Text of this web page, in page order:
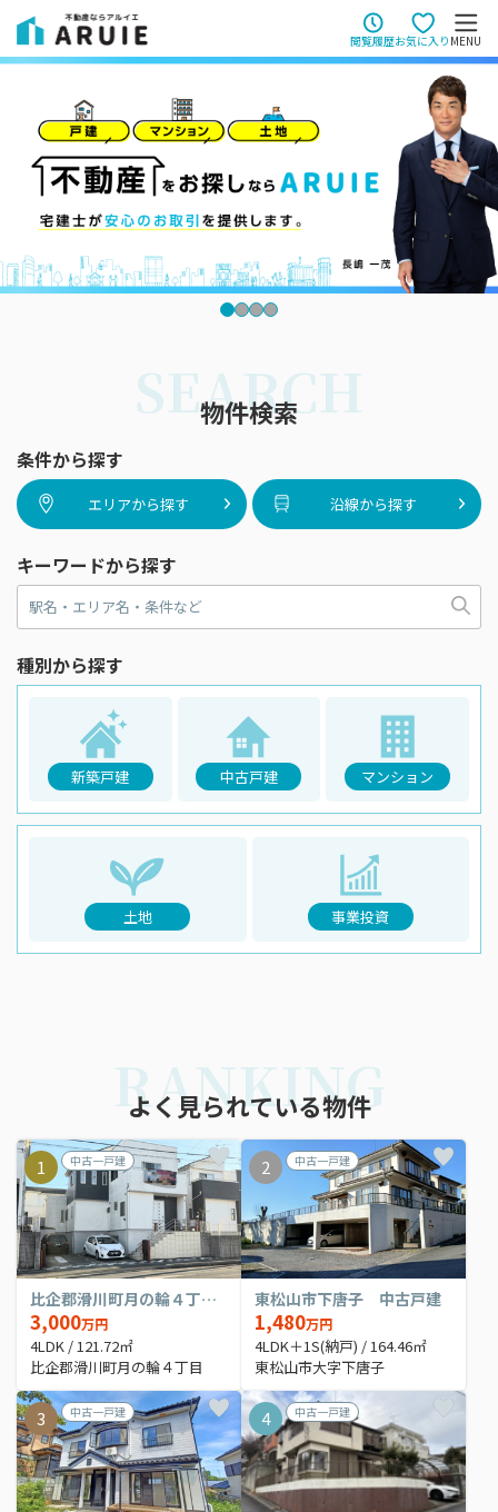
閲覧履歴お気に入り MENU
SEARCH
物件検索
条件から探す
エリアから探す 沿線から探す
キーワードから探す
種別から探す
新築戸建 中古戸建 マンション
土地 事業投資
RANKING
よく見られている物件
1 中古一戸建
比企郡滑川町月の輪４丁目 中古戸建
3,000万円
4LDK / 121.72㎡
比企郡滑川町月の輪４丁目
2 中古一戸建
東松山市下唐子 中古戸建
1,480万円
4LDK＋1S(納戸) / 164.46㎡
東松山市大字下唐子
3 中古一戸建 4 中古一戸建